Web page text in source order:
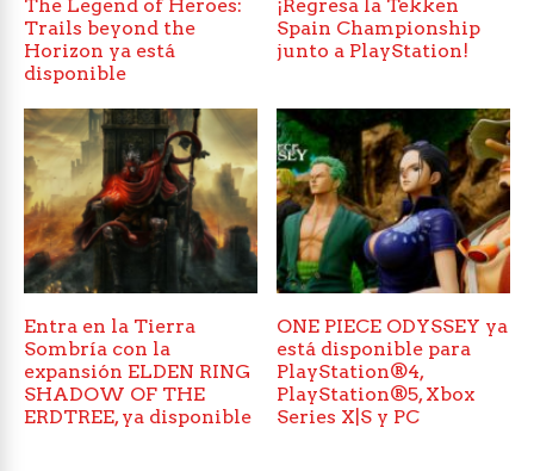
The Legend of Heroes:
Trails beyond the
Horizon ya está
disponible
¡Regresa la Tekken
Spain Championship
junto a PlayStation!
Entra en la Tierra
Sombría con la
expansión ELDEN RING
SHADOW OF THE
ERDTREE, ya disponible
ONE PIECE ODYSSEY ya
está disponible para
PlayStation®4,
PlayStation®5, Xbox
Series X|S y PC